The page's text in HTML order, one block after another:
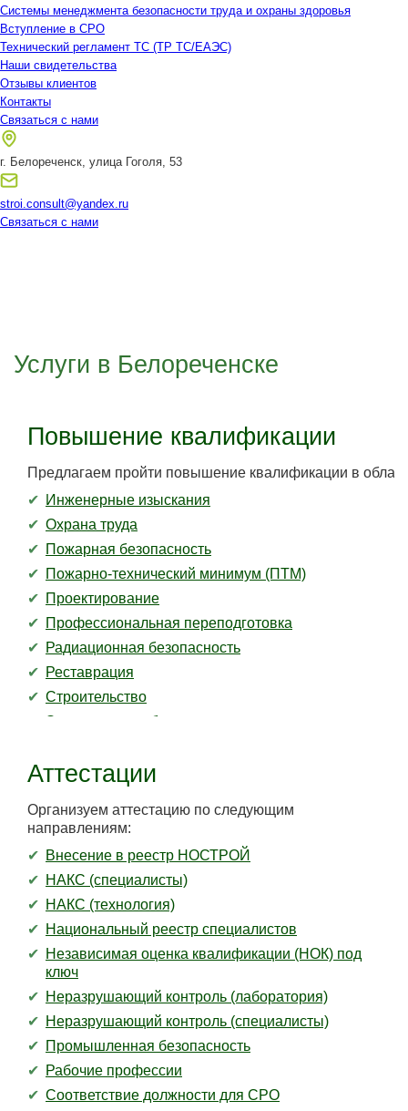
Системы менеджмента безопасности труда и охраны здоровья
Вступление в СРО
Технический регламент ТС (ТР ТС/ЕАЭС)
Наши свидетельства
Отзывы клиентов
Контакты
Связаться с нами
г. Белореченск, улица Гоголя, 53
stroi.consult@yandex.ru
Связаться с нами
Услуги в Белореченске
Повышение квалификации
Предлагаем пройти повышение квалификации в
Инженерные изыскания
Охрана труда
Пожарная безопасность
Пожарно-технический минимум (ПТМ)
Проектирование
Профессиональная переподготовка
Радиационная безопасность
Реставрация
Строительство
Экологическая безопасность
Аттестации
Организуем аттестацию по следующим
направлениям:
Внесение в реестр НОСТРОЙ
НАКС (специалисты)
НАКС (технология)
Национальный реестр специалистов
Независимая оценка квалификации (НОК) под
ключ
Неразрушающий контроль (лаборатория)
Неразрушающий контроль (специалисты)
Промышленная безопасность
Рабочие профессии
Соответствие должности для СРО